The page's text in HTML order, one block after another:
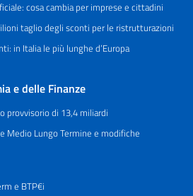
cosa cambia per imprese e cittadini
taglio degli sconti per le ristrutturazioni
in Italia le più lunghe d’Europa
e delle Finanze
provvisorio di 13,4 miliardi
Medio Lungo Termine e modifiche
e BTP€i